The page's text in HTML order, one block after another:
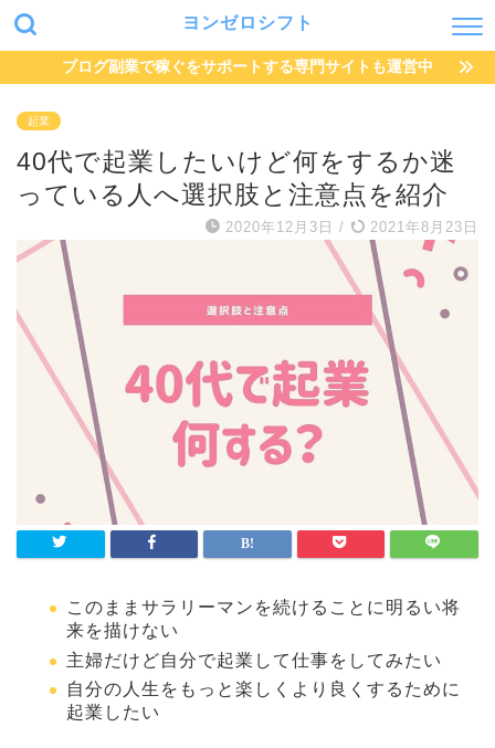
ヨンゼロシフト
ブログ副業で稼ぐをサポートする専門サイトも運営中
起業
40代で起業したいけど何をするか迷
っている人へ選択肢と注意点を紹介
2020年12月3日 / 2021年8月23日
このままサラリーマンを続けることに明るい将
来を描けない
主婦だけど自分で起業して仕事をしてみたい
自分の人生をもっと楽しくより良くするために
起業したい